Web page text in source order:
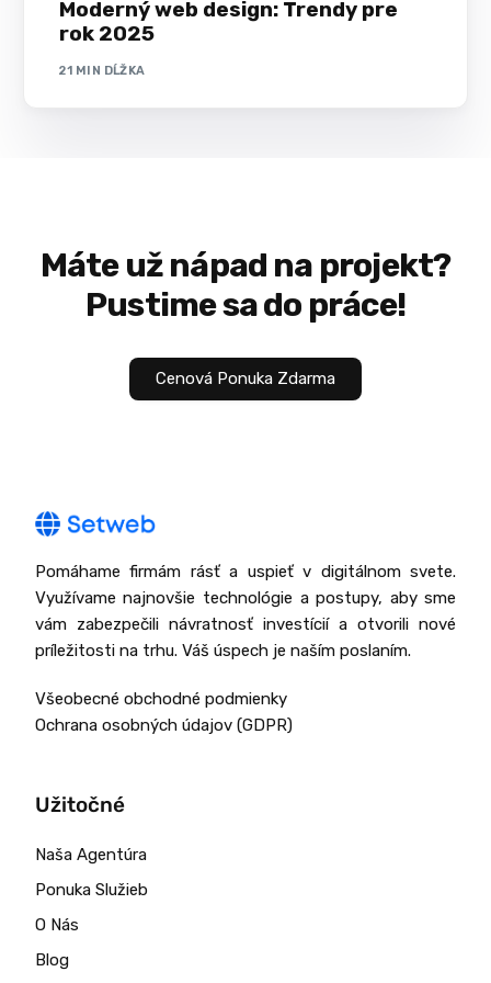
Moderný web design: Trendy pre
rok 2025
21 MIN DĹŽKA
Máte užnápad na projekt?
Pustime sa do práce!
Cenová Ponuka Zdarma
Pomáhame firmám rásť a uspieť v digitálnom svete.
Využívame najnovšie technológie a postupy, aby sme
vám zabezpečili návratnosť investícií a otvorili nové
príležitosti na trhu. Váš úspech je naším poslaním.
Všeobecné obchodné podmienky
Ochrana osobných údajov (GDPR)
Užitočné
Naša Agentúra
Ponuka Služieb
O Nás
Blog